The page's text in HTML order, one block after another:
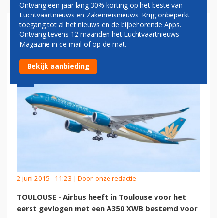
EERSTE VLUCHT A350 XWB
VIETNAM AIRLINES
2 juni 2015 - 11:23 | Door: onze redactie
TOULOUSE - Airbus heeft in Toulouse voor het
eerst gevlogen met een A350 XWB bestemd voor
Ontvang een jaar lang 30% korting op het beste van
Luchtvaartnieuws en Zakenreisnieuws. Krijg onbeperkt
toegang tot al het nieuws en de bijbehorende Apps.
Ontvang tevens 12 maanden het Luchtvaartnieuws
Magazine in de mail of op de mat.
Bekijk aanbieding